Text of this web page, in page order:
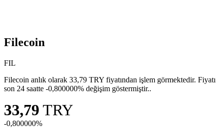
Filecoin
FIL
Filecoin anlık olarak 33,79 TRY fiyatından işlem görmektedir. Fiyatı
son 24 saatte -0,800000% değişim göstermiştir..
33,79 TRY
-0,800000%